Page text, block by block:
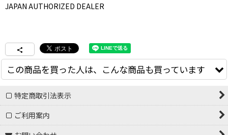
JAPAN AUTHORIZED DEALER
この商品を買った人は、こんな商品も買っています
特定商取引法表示
ご利用案内